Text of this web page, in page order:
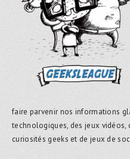
faire parvenir nos informations
technologiques, des jeux vidéos,
curiosités geeks et de jeux de